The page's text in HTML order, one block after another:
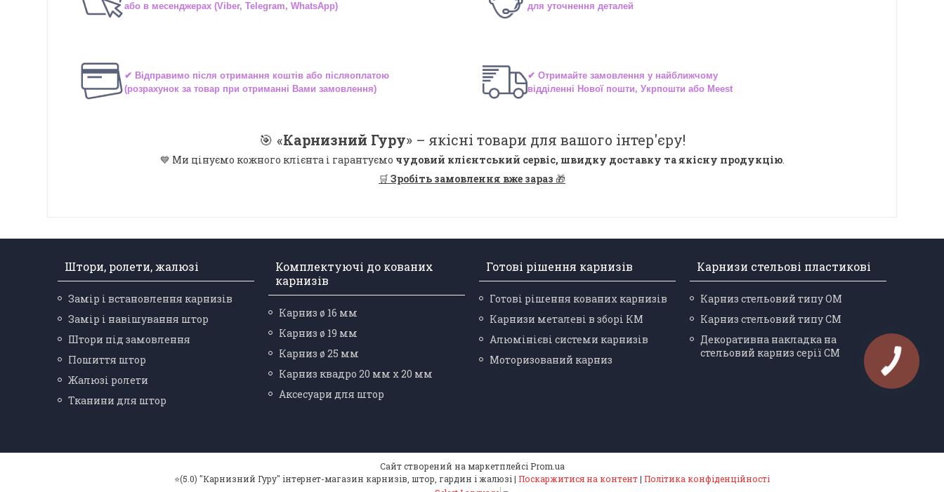
або в месенджерах (Viber, Telegram, WhatsApp)
для уточнення деталей
✔ Відправимо після отримання коштів або післяоплатою
(розрахунок за товар при отриманні Вами замовлення)
✔ Отримайте замовлення у найближчому
відділенні Нової пошти, Укрпошти або Meest
🎯 «Карнизний Гуру» – якісні товари для вашого інтер'єру!
💙 Ми цінуємо кожного клієнта і гарантуємо чудовий клієнтський сервіс, швидку доставку та якісну продукцію.
🛒 Зробіть замовлення вже зараз 🎁
Штори, ролети, жалюзі
Замір і встановлення карнизів
Замір і навішування штор
Штори під замовлення
Пошиття штор
Жалюзі ролети
Тканини для штор
Комплектуючі до кованих
карнизів
Карниз ø 16 мм
Карниз ø 19 мм
Карниз ø 25 мм
Карниз квадро 20 мм х 20 мм
Аксесуари для штор
Готові рішення карнизів
Готові рішення кованих карнизів
Карнизи металеві в зборі КМ
Алюмінієві системи карнизів
Моторизований карниз
Карнизи стельові пластикові
Карниз стельовий типу ОМ
Карниз стельовий типу СМ
Декоративна накладка на
стельовий карниз серії СМ
Сайт створений на маркетплейсі Prom.ua
⭐️(5.0) "Карнизний Гуру" інтернет-магазин карнизів, штор, гардин і жалюзі | Поскаржитися на контент| Політика конфіденційності